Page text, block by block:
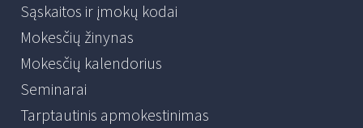
Sąskaitos ir įmokų kodai
Mokesčių žinynas
Mokesčių kalendorius
Seminarai
Tarptautinis apmokestinimas